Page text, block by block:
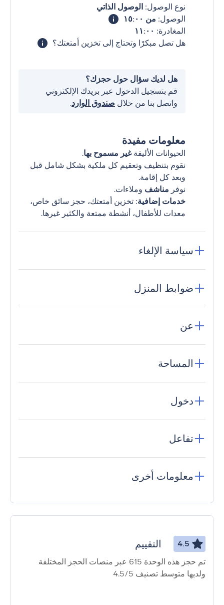
نوع الوصول: الوصول الذاتي
الوصول: من ١٥:٠٠
المغادرة: ١١:٠٠
هل تصل مبكرًا وتحتاج إلى تخزين أمتعتك؟
هل لديك سؤال حول حجزك؟
قم بتسجيل الدخول عبر بريدك الإلكتروني
واتصل بنا من خلال صندوق الوارد.
معلومات مفيدة
الحيوانات الأليفةغير مسموح بها.
نقوم بتنظيف وتعقيم كل ملكية بشكل شامل قبل
وبعد كل إقامة.
نوفر مناشف وملاءات.
خدمات إضافية: تخزين أمتعتك، حجز سائق خاص،
معدات للأطفال، أنشطة ممتعة والكثير غيرها.
سياسة الإلغاء
ضوابط المنزل
عن
المساحة
دخول
تفاعل
معلومات أخرى
4.5 التقييم
تم حجز هذه الوحدة 615 عبر منصات الحجز المختلفة
ولديها متوسط ​​تصنيف 4.5/5